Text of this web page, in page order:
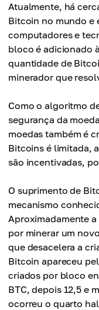
Atualmente, há
Bitcoin no mundo e
computadores e
bloco é adicionado
quantidade de
minerador que
Como o algoritmo
segurança da
moedas também é
Bitcoins é limitada,
são incentivadas,
O suprimento de
mecanismo
Aproximadamente
por minerar um
que desacelera a
Bitcoin apareceu
criados por bloco
BTC, depois 12,5 e
ocorreu o quarto